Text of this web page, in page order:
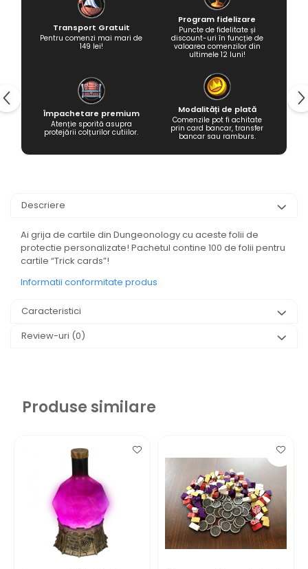
Transport Gratuit
Pentru comenzi mai mari de
149 lei!
Program fidelizare
Puncte de fidelitate și
discount-uri în funcție de
valoarea comenzilor din
ultimele 12 luni!
Împachetare premium
Atenție sporită asupra
protejării colțurilor cutiilor.
Modalități de plată
Comenzile pot fi achitate
prin card bancar, transfer
bancar sau ramburs.
Descriere
Ai grija de cartile din Dungeonology cu aceste folii de
protectie personalizate! Pachetul contine 100 de folii pentru
cartile “Trick cards”!
Informatii conformitate produs
Caracteristici
Review-uri (0)
Produse similare